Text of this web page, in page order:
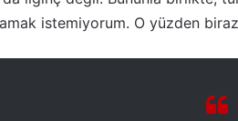
istemiyorum. O yüzden biraz